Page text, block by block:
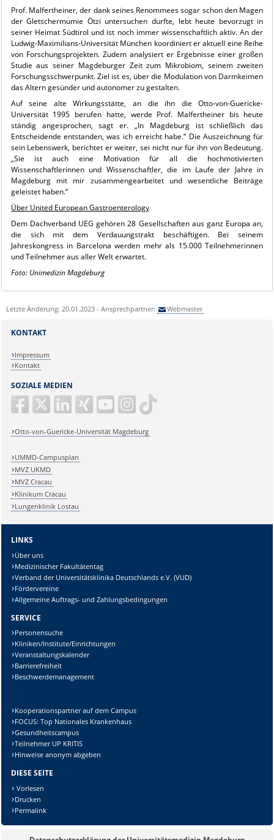
Prof. Malfertheiner, der dank seines Renommees sogar schon den Magen
der Gletschermumie Ötzi untersuchen durfte, lebt heute bevorzugt in
seiner Heimat Südtirol und ist noch immer wissenschaftlich aktiv. An der
Ludwig-Maximilians-Universität München koordiniert er aktuell eine Reihe
von Forschungsprojekten. Zudem analysiert er Ergebnisse einer großen
Studie aus seiner Magdeburger Zeit zum Mikrobiom, seinem zweiten
Forschungsschwerpunkt. Ziel ist es, über die Modulation von Darmkeimen
das Altern gesünder und autonomer zu gestalten.
Auf seine alte Wirkungsstätte, an die ihn die Otto-von-Guericke-
Universität 1995 berufen hatte, werde Prof. Malfertheiner bis heute
ständig angesprochen, sagt er. „In Magdeburg ist schließlich das
Entscheidende entstanden, was ich erreicht habe.“ Die Auszeichnung für
sein Lebenswerk, berichtet er weiter, sei nicht nur für ihn von Bedeutung.
„Sie ist auch eine Motivation für all die hochmotivierten
Wissenschaftlerinnen und Wissenschaftler, die im Laufe der Jahre in
Magdeburg mit mir zusammengearbeitet und wesentliche Beiträge
geleistet haben.“
Über United European Gastroenterology
Dem Dachverband UEG gehören 28 Gesellschaften aus ganz Europa an,
die sich mit dem Verdauungstrakt beschäftigen. Bei seinem
Jahreskongress in Barcelona werden mehr als 15.000 Teilnehmerinnen
und Teilnehmer aus aller Welt erwartet.
Foto: Unimedizin Magdeburg
Letzte Änderung: 20.01.2023 - Ansprechpartner: Webmaster
SOZIALE MEDIEN
Otto-von-Guericke-Universität Magdeburg
KONTAKT
Impressum
Kontakt
UMMD-Campusplan
MVZ UKMD
MVZ Cracau
Klinikum Cracau
Lungenklinik Lostau
LINKS
Über uns
Medizinischer Fakultätentag
Verband der Universitätsklinika Deutschlands e.V. (VUD)
Fördervereine
Allgemeine Auftrags- und Zahlungsbedingungen
SERVICE
Personensuche
Kliniken/Institute/Einrichtungen
Veranstaltungskalender
Barrierefreiheit
Beschwerdemanagement
Kooperationspartner auf dem Campus
FOCUS: Top Nationales Krankenhaus
Gesundheitscampus
Teilnehmer UP KRITIS
Hinweise anonym abgeben
DIESE SEITE
Vorlesen
Drucken
Permalink